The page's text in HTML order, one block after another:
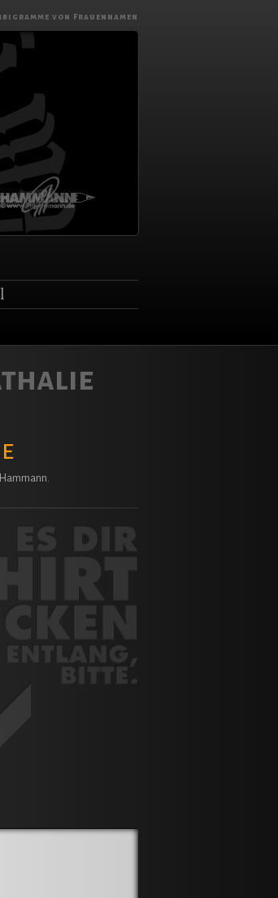
von Frauennamen